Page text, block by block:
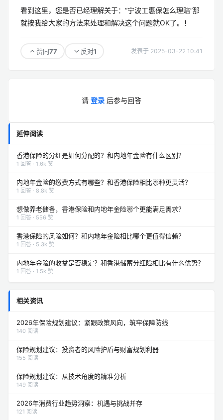
看到这里，您是否已经理解关于：“宁波工惠保怎么理赔”那
就按我给大家的方法来处理和解决这个问题就OK了。！
赞同77 反对1 发表于 2025-03-22 10:41
请 登录 后参与回答
延伸阅读
香港保险的分红是如何分配的？和内地年金险有什么区别？
1 回答 · 1.6k 赞
内地年金险的缴费方式有哪些？和香港保险相比哪种更灵活？
1 回答 · 8.8k 赞
想做养老储备，香港保险和内地年金险哪个更能满足需求？
1 回答 · 556 赞
香港保险的风险如何？和内地年金险相比哪个更值得信赖？
1 回答 · 5.3k 赞
内地年金险的收益是否稳定？和香港储蓄分红险相比有什么优势？
1 回答 · 1.5k 赞
相关资讯
2026年保险规划建议：紧跟政策风向，筑牢保障防线
140 阅读
保险规划建议：投资者的风险护盾与财富规划利器
155 阅读
保险规划建议：从技术角度的精准分析
149 阅读
2026年消费行业趋势洞察：机遇与挑战并存
121 阅读